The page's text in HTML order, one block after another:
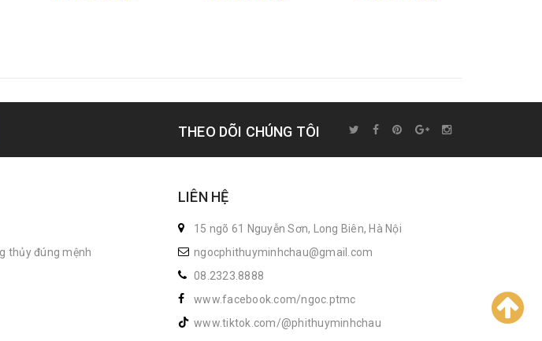
THEO DÕI CHÚNG TÔI
thủy đúng mệnh
LIÊN HỆ
15 ngõ 61 Nguyễn Sơn, Long Biên, Hà Nội
ngocphithuyminhchau@gmail.com
08.2323.8888
www.facebook.com/ngoc.ptmc
www.tiktok.com/@phithuyminhchau